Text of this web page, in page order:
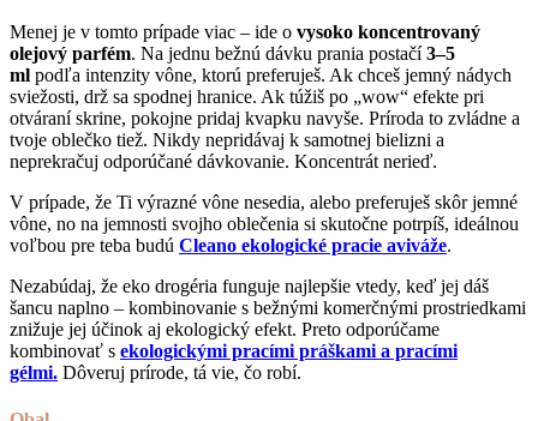
Menej je v tomto prípade viac – ide o vysoko koncentrovaný
olejový parfém. Na jednu bežnú dávku prania postačí3–5
ml podľa intenzity vône, ktorú preferuješ. Ak chceš jemný nádych
sviežosti, drž sa spodnej hranice. Ak túžiš po „wow“ efekte pri
otváraní skrine, pokojne pridaj kvapku navyše. Príroda to zvládne a
tvoje oblečko tiež. Nikdy nepridávaj k samotnej bielizni a
neprekračuj odporúčané dávkovanie. Koncentrát nerieď.
V prípade, že Ti výrazné vône nesedia, alebo preferuješ skôr jemné
vône, no na jemnosti svojho oblečenia si skutočne potrpíš, ideálnou
voľbou pre teba budú Cleano ekologické pracie aviváže.
Nezabúdaj, že eko drogéria funguje najlepšie vtedy, keď jej dáš
šancu naplno – kombinovanie s bežnými komerčnými prostriedkami
znižuje jej účinok aj ekologický efekt. Preto odporúčame
kombinovať s ekologickými pracími práškami a pracími
gélmi. Dôveruj prírode, tá vie, čo robí.